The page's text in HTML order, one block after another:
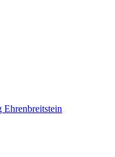
Ehrenbreitstein